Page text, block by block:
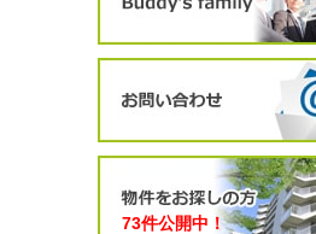
73件公開中！